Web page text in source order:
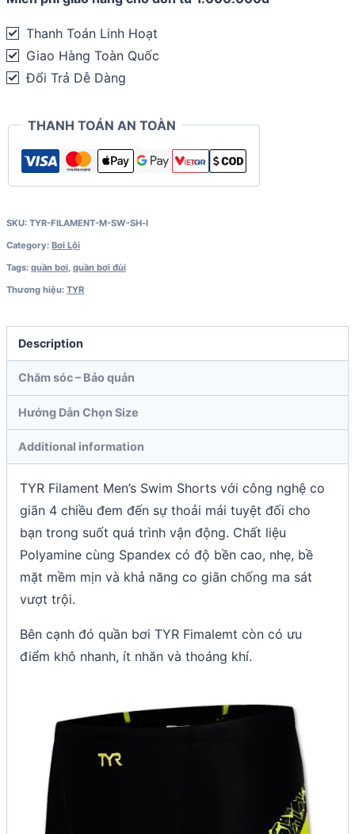
Swim
Shorts
quantity
Thanh Toán Linh Hoạt
Giao Hàng Toàn Quốc
Đổi Trả Dễ Dàng
THANH TOÁN AN TOÀN
SKU: TYR-FILAMENT-M-SW-SH-l
Category: Bơi Lội
Tags: quần bơi quần bơi đùi
Thương hiệu: TYR
Description
Chăm sóc – Bảo quản
Hướng Dẫn Chọn Size
Additional information
TYR Filament Men’s Swim Shorts với công nghệ co
giãn 4 chiều đem đến sự thoải mái tuyệt đối cho
bạn trong suốt quá trình vận động. Chất liệu
Polyamine cùng Spandex có độ bền cao, nhẹ, bề
mặt mềm mịn và khả năng co giãn chống ma sát
vượt trội.
Bên cạnh đó quần bơi TYR Fimalemt còn có ưu
điểm khô nhanh, ít nhăn và thoáng khí.